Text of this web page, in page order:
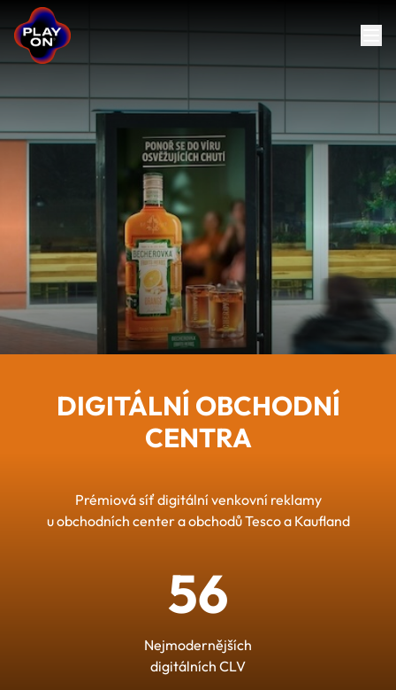
DIGITÁLNÍ OBCHODNÍ
CENTRA
Prémiová síť digitální venkovní reklamy
u obchodních center a obchodů Tesco a Kaufland
56
Nejmodernějších
digitálních CLV